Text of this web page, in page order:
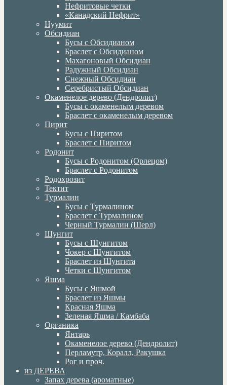
Нефритовые четки
«Канадский Нефрит»
Нуумит
Обсидиан
Бусы с Обсидианом
Браслет с Обсидианом
Махагоновый Обсидиан
Радужный Обсидиан
Снежный Обсидиан
Серебристый Обсидиан
Окаменелое дерево (Дендролит)
Бусы с окаменелым деревом
Браслет с окаменелым деревом
Пирит
Бусы с Пиритом
Браслет с Пиритом
Родонит
Бусы с Родонитом (Орлецом)
Браслет с Родонитом
Родохрозит
Тектит
Турмалин
Бусы с Турмалином
Браслет с Турмалином
Черный Турмалин (Шерл)
Шунгит
Бусы с Шунгитом
Чокер с Шунгитом
Браслет из Шунгита
Четки с Шунгитом
Яшма
Бусы с Яшмой
Браслет из Яшмы
Красная Яшма
Зеленая Яшма / Камбаба
Органика
Янтарь
Окаменелое дерево (Дендролит)
Перламутр, Коралл, Ракушка
Рог и проч.
из ДЕРЕВА
Запах дерева (ароматные)